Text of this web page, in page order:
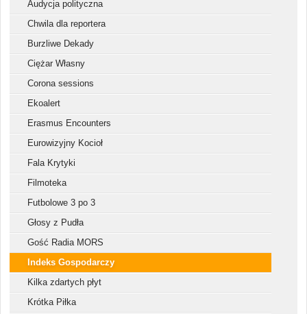
Audycja polityczna
Chwila dla reportera
Burzliwe Dekady
Ciężar Własny
Corona sessions
Ekoalert
Erasmus Encounters
Eurowizyjny Kocioł
Fala Krytyki
Filmoteka
Futbolowe 3 po 3
Głosy z Pudła
Gość Radia MORS
Indeks Gospodarczy
Kilka zdartych płyt
Krótka Piłka